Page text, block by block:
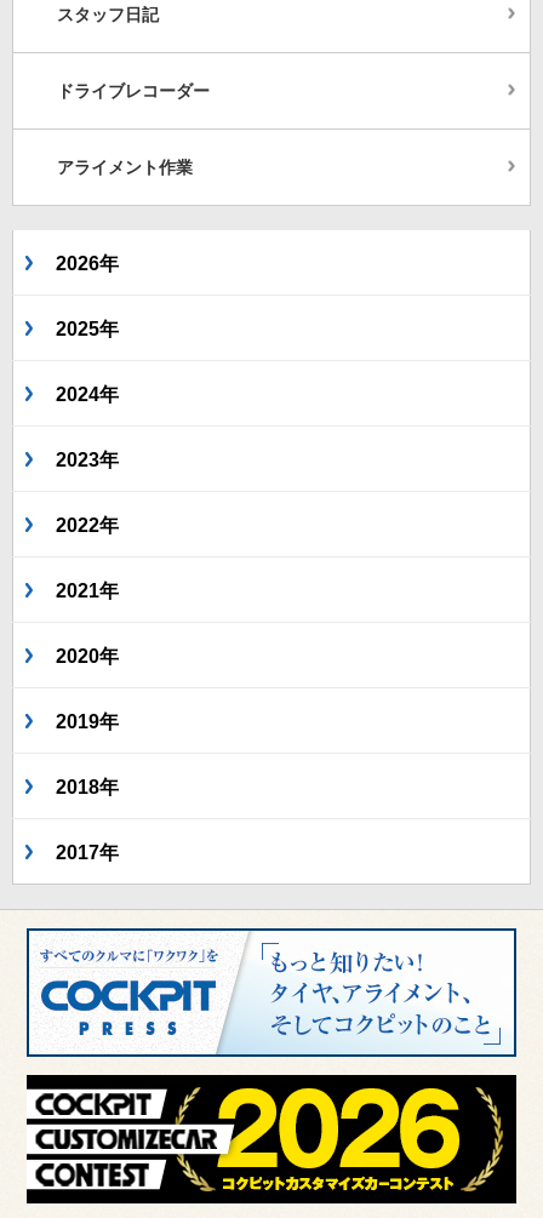
スタッフ日記
ドライブレコーダー
アライメント作業
2026年
2025年
2024年
2023年
2022年
2021年
2020年
2019年
2018年
2017年